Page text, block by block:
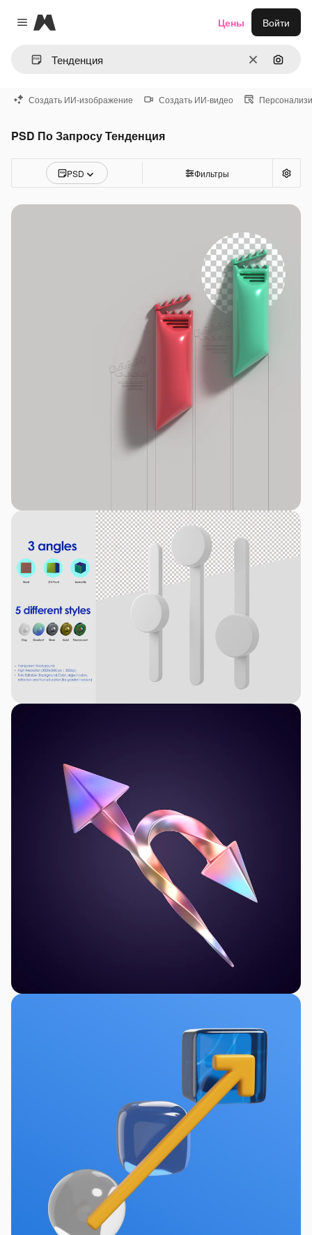
Close menu
Magnific
ОчиститьПоиск
Цены Войти
Создать ИИ-изображение Создать ИИ-видео
PSD По Запросу Тенденция
PSD Фильтры